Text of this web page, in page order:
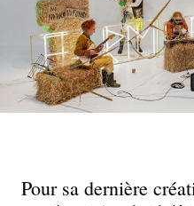
Pour sa dernière